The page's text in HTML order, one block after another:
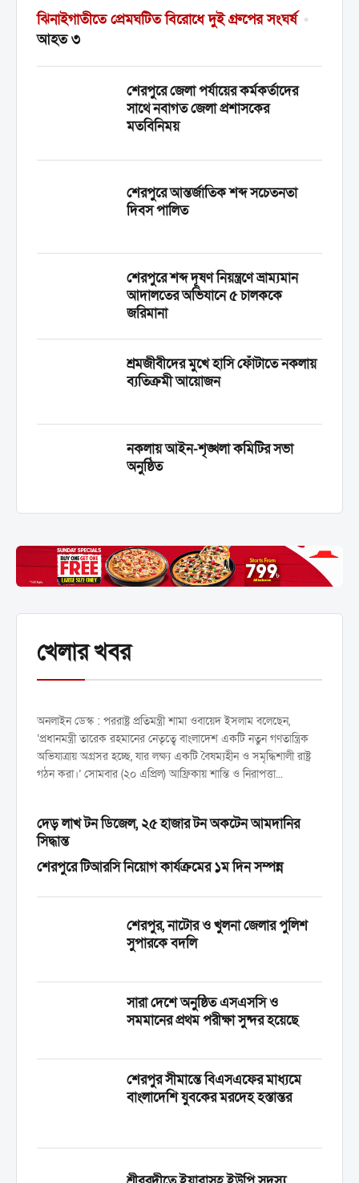
ঝিনাইগাতীতে প্রেমঘটিত বিরোধে দুই গ্রুপের সংঘর্ষ •
আহত ৩
শেরপুরে জেলা পর্যায়ের কর্মকর্তাদের
সাথে নবাগত জেলা প্রশাসকের
মতবিনিময়
শেরপুরে আন্তর্জাতিক শব্দ সচেতনতা
দিবস পালিত
শেরপুরে শব্দ দূষণ নিয়ন্ত্রণে ভ্রাম্যমান
আদালতের অভিযানে ৫ চালককে
জরিমানা
শ্রমজীবীদের মুখে হাসি ফোঁটাতে নকলায়
ব্যতিক্রমী আয়োজন
নকলায় আইন-শৃঙ্খলা কমিটির সভা
অনুষ্ঠিত
খেলার খবর
গণতান্ত্রিক যাত্রায় অগ্রসর হচ্ছে
পররাষ্ট্রমন্ত্রী
অনলাইন ডেস্ক : পররাষ্ট্র প্রতিমন্ত্রী শামা ওবায়েদ ইসলাম বলেছেন,
‘প্রধানমন্ত্রী তারেক রহমানের নেতৃত্বে বাংলাদেশ একটি নতুন গণতান্ত্রিক
অভিযাত্রায় অগ্রসর হচ্ছে, যার লক্ষ্য একটি বৈষম্যহীন ও সমৃদ্ধিশালী রাষ্ট্র
গঠন করা।’ সোমবার (২০ এপ্রিল) আফ্রিকায় শান্তি ও নিরাপত্তা...
দেড় লাখ টন ডিজেল, ২৫ হাজার টন অকটেন আমদানির
সিদ্ধান্ত
শেরপুরে টিআরসি নিয়োগ কার্যক্রমের ১ম দিন সম্পন্ন
শেরপুর, নাটোর ও খুলনা জেলার পুলিশ
সুপারকে বদলি
সারা দেশে অনুষ্ঠিত এসএসসি ও
সমমানের প্রথম পরীক্ষা সুন্দর হয়েছে
শেরপুর সীমান্তে বিএসএফের মাধ্যমে
বাংলাদেশি যুবকের মরদেহ হস্তান্তর